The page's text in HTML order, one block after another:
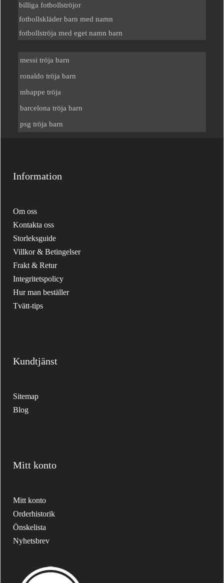
billiga fotbollströjor
fotbollskläder barn med namn
fotbollströja med eget namn barn
messi tröja barn
ronaldo tröja barn
mbappe tröja
barcelona tröja barn
psg tröja barn
Information
Om oss
Kontakta oss
Storleksguide
Villkor & Betingelser
Frakt & Retur
Integritetspolicy
Hur man beställer
Tvätt-tips
Kundtjänst
Sitemap
Blog
Mitt konto
Mitt konto
Orderhistorik
Önskelista
Nyhetsbrev